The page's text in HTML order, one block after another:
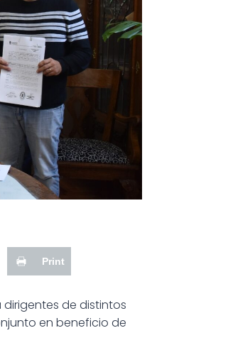
Print
dirigentes de distintos
en beneficio de